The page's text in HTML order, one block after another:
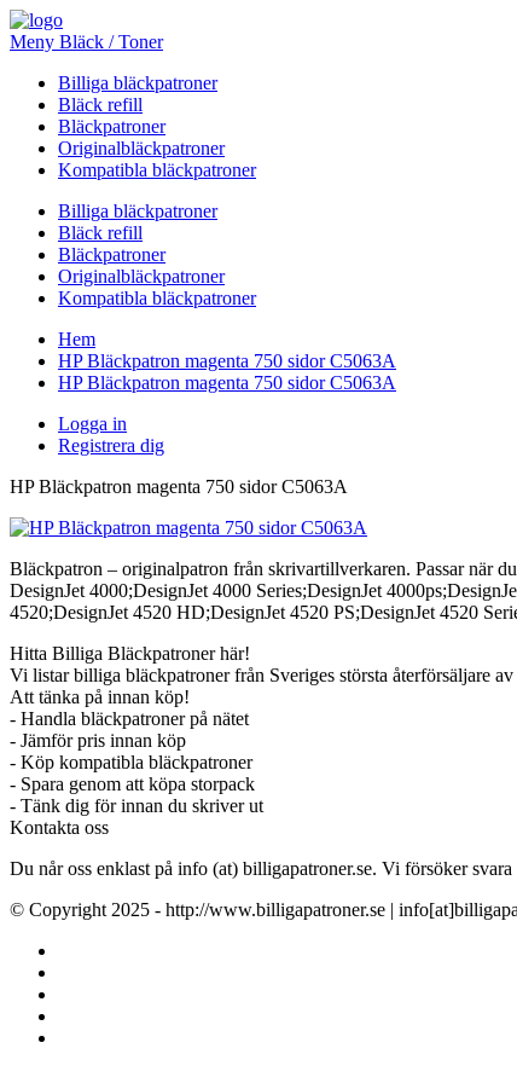
Meny Bläck / Toner
Billiga bläckpatroner
Bläck refill
Bläckpatroner
Originalbläckpatroner
Kompatibla bläckpatroner
Billiga bläckpatroner
Bläck refill
Bläckpatroner
Originalbläckpatroner
Kompatibla bläckpatroner
Hem
HP Bläckpatron magenta 750 sidor C5063A
HP Bläckpatron magenta 750 sidor C5063A
Logga in
Registrera dig
HP Bläckpatron magenta 750 sidor C5063A
Bläckpatron – originalpatron från skrivartillverkaren. Passar när
DesignJet 4000;DesignJet 4000 Series;DesignJet
4520;DesignJet 4520 HD;DesignJet 4520 PS;DesignJet 4520
Hitta Billiga Bläckpatroner här!
Vi listar billiga bläckpatroner från Sveriges största återförsäljare
Att tänka på innan köp!
- Handla bläckpatroner på nätet
- Jämför pris innan köp
- Köp kompatibla bläckpatroner
- Spara genom att köpa storpack
- Tänk dig för innan du skriver ut
Kontakta oss
Du når oss enklast på info (at) billigapatroner.se. Vi försöker
© Copyright 2025 - http://www.billigapatroner.se |